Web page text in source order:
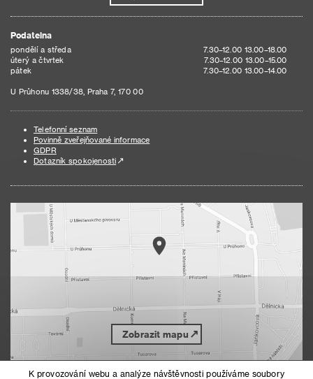
Podatelna
pondělí a středa
7.30–12.00 13.00–18.00
úterý a čtvrtek
7.30–12.00 13.00–15.00
pátek
7.30–12.00 13.00–14.00
U Průhonu 1338/38, Praha 7, 170 00
Telefonní seznam
Povinně zveřejňované informace
GDPR
Dotazník spokojenosti
Zobrazit mapu
K provozování webu a analýze návštěvnosti používáme soubory